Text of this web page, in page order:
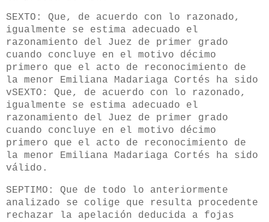
SEXTO: Que, de acuerdo con lo razonado,
igualmente se estima adecuado el
razonamiento del Juez de primer grado
cuando concluye en el motivo décimo
primero que el acto de reconocimiento de
la menor Emiliana Madariaga Cortés ha sido
vSEXTO: Que, de acuerdo con lo razonado,
igualmente se estima adecuado el
razonamiento del Juez de primer grado
cuando concluye en el motivo décimo
primero que el acto de reconocimiento de
la menor Emiliana Madariaga Cortés ha sido
válido.
SEPTIMO: Que de todo lo anteriormente
analizado se colige que resulta procedente
rechazar la apelación deducida a fojas